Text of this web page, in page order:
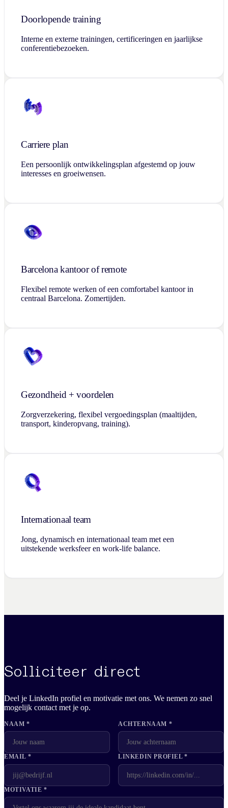
Doorlopende training
Interne en externe trainingen, certificeringen en jaarlijkse
conferentiebezoeken.
Carriere plan
Een persoonlijk ontwikkelingsplan afgestemd op jouw
interesses en groeiwensen.
Barcelona kantoor of remote
Flexibel remote werken of een comfortabel kantoor in
centraal Barcelona. Zomertijden.
Gezondheid + voordelen
Zorgverzekering, flexibel vergoedingsplan (maaltijden,
transport, kinderopvang, training).
Internationaal team
Jong, dynamisch en internationaal team met een
uitstekende werksfeer en work-life balance.
Solliciteer direct
Deel je LinkedIn profiel en motivatie met ons. We nemen zo snel
mogelijk contact met je op.
NAAM * ACHTERNAAM *
EMAIL * LINKEDIN PROFIEL *
MOTIVATIE *